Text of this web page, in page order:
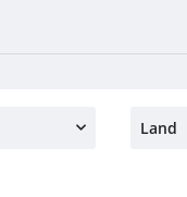
Land